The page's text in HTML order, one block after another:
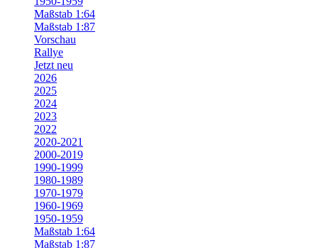
Maßstab 1:64
Maßstab 1:87
Vorschau
Rallye
Jetzt neu
2026
2025
2024
2023
2022
2020-2021
2000-2019
1990-1999
1980-1989
1970-1979
1960-1969
1950-1959
Maßstab 1:64
Maßstab 1:87